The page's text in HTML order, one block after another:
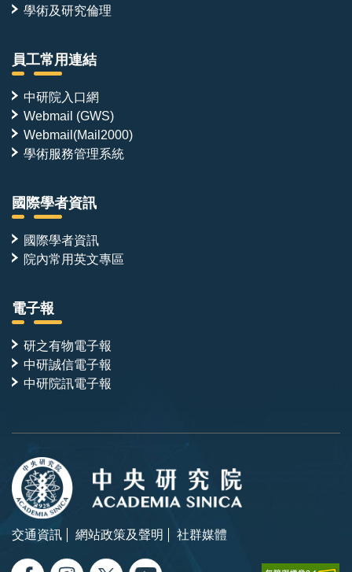
學術及研究倫理
員工常用連結
中研院入口網
Webmail (GWS)
Webmail(Mail2000)
學術服務管理系統
國際學者資訊
國際學者資訊
院內常用英文專區
電子報
研之有物電子報
中研誠信電子報
中研院訊電子報
交通資訊 網站政策及聲明 社群媒體